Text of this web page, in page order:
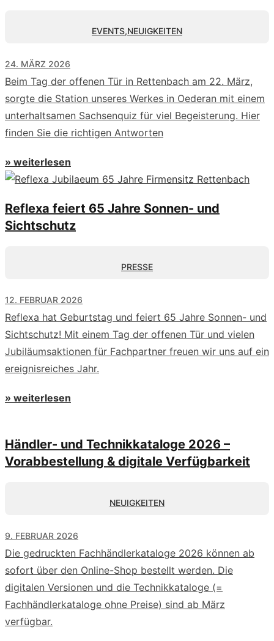
EVENTS,NEUIGKEITEN
24. MÄRZ 2026
Beim Tag der offenen Tür in Rettenbach am 22. März,
sorgte die Station unseres Werkes in Oederan mit einem
unterhaltsamen Sachsenquiz für viel Begeisterung. Hier
finden Sie die richtigen Antworten
» weiterlesen
Reflexa feiert 65 Jahre Sonnen- und
Sichtschutz
PRESSE
12. FEBRUAR 2026
Reflexa hat Geburtstag und feiert 65 Jahre Sonnen- und
Sichtschutz! Mit einem Tag der offenen Tür und vielen
Jubiläumsaktionen für Fachpartner freuen wir uns auf ein
ereignisreiches Jahr.
» weiterlesen
Händler- und Technikkataloge 2026 –
Vorabbestellung & digitale Verfügbarkeit
NEUIGKEITEN
9. FEBRUAR 2026
Die gedruckten Fachhändlerkataloge 2026 können ab
sofort über den Online-Shop bestellt werden. Die
digitalen Versionen und die Technikkataloge (=
Fachhändlerkataloge ohne Preise) sind ab März
verfügbar.